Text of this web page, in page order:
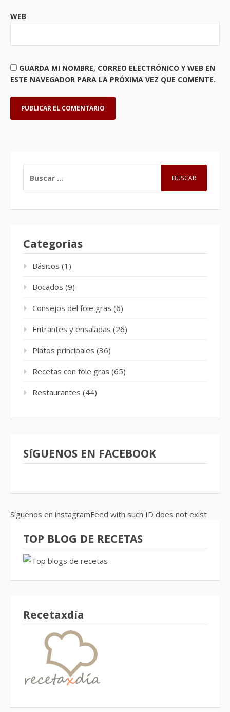
WEB
GUARDA MI NOMBRE, CORREO ELECTRÓNICO Y WEB EN
ESTE NAVEGADOR PARA LA PRÓXIMA VEZ QUE COMENTE.
Categorias
Básicos (1)
Bocados (9)
Consejos del foie gras (6)
Entrantes y ensaladas (26)
Platos principales (36)
Recetas con foie gras (65)
Restaurantes (44)
SíGUENOS EN FACEBOOK
Síguenos en instagramFeed with such ID does not exist
TOP BLOG DE RECETAS
Recetaxdía